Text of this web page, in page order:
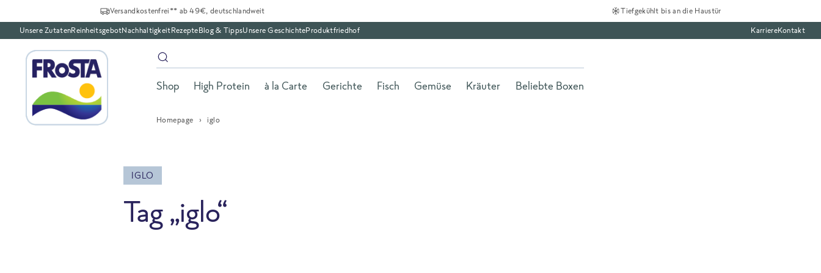
Versandkostenfrei** ab 49€, deutschlandweit
Tiefgekühlt bis an die Haustür
Unsere ZutatenReinheitsgebotNachhaltigkeitRezepteBlog & TippsUnsere GeschichteProduktfriedhof KarriereKontakt
Shop High Protein à la Carte Gerichte Fisch Gemüse Kräuter Beliebte Boxen
Homepage iglo
IGLO
Tag „iglo“